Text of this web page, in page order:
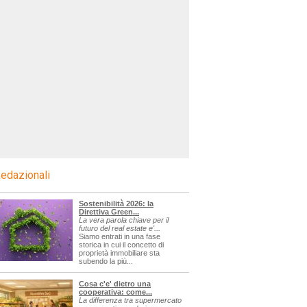
Sostenibilità 2026: la
Direttiva Green...
La vera parola chiave per il
futuro del real estate e'...
Siamo entrati in una fase
storica in cui il concetto di
proprietà immobiliare sta
subendo la più...
Cosa c'e' dietro una
cooperativa: come...
La differenza tra supermercato